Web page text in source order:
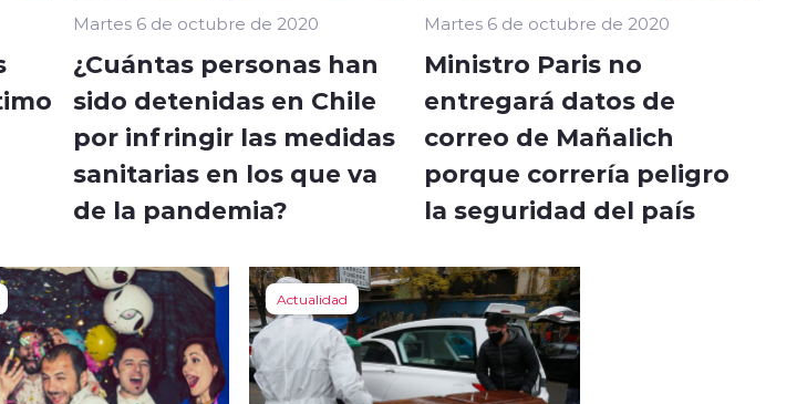
Martes 6 de octubre de 2020
¿Cuántas personas han
sido detenidas en Chile
por infringir las medidas
sanitarias en los que va
de la pandemia?
Martes 6 de octubre de 2020
Ministro Paris no
entregará datos de
correo de Mañalich
porque correría peligro
la seguridad del país
Actualidad